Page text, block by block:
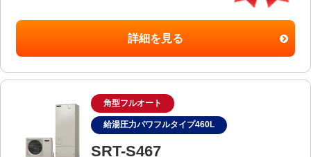
詳細を見る
角型フルオート
給湯圧力パワフルタイプ460L
SRT-S467